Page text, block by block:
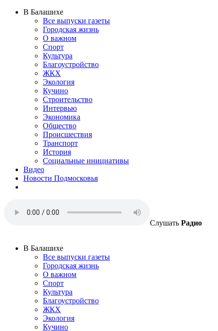
В Балашихе
Все выпуски газеты
Городская жизнь
О важном
Спорт
Культура
Благоустройство
ЖКХ
Экология
Кучино
Строительство
Интервью
Экономика
Общество
Происшествия
Транспорт
История
Социальные инициативы
Видео
Новости Подмосковья
Слушать Радио
В Балашихе
Все выпуски газеты
Городская жизнь
О важном
Спорт
Культура
Благоустройство
ЖКХ
Экология
Кучино